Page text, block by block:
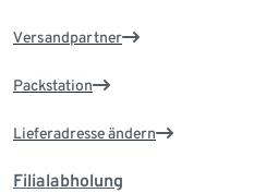
Versandpartner
Packstation
Lieferadresse ändern
Filialabholung